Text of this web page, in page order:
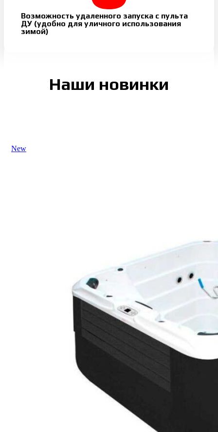
Возможность удаленного запуска с пульта
ДУ (удобно для уличного использования
зимой)
Наши новинки
New